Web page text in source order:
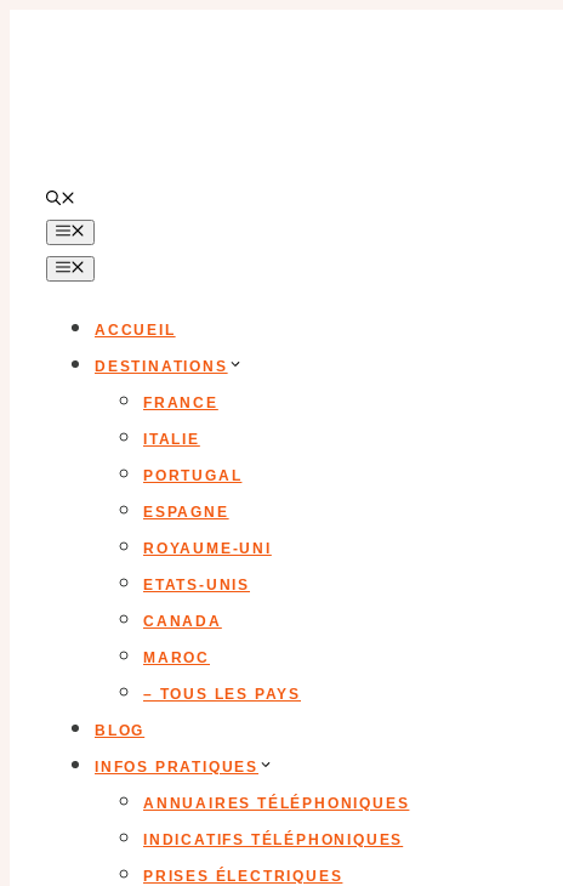
ACCUEIL
DESTINATIONS
FRANCE
ITALIE
PORTUGAL
ESPAGNE
ROYAUME-UNI
ETATS-UNIS
CANADA
MAROC
– TOUS LES PAYS
BLOG
INFOS PRATIQUES
ANNUAIRES TÉLÉPHONIQUES
INDICATIFS TÉLÉPHONIQUES
PRISES ÉLECTRIQUES